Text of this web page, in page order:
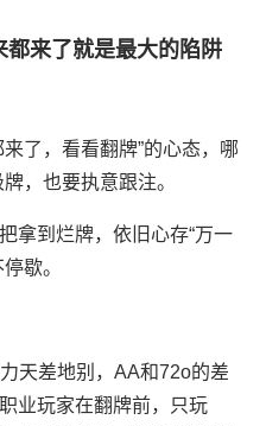
来了就是最大的陷阱
了，看看翻牌”的心态，哪
，也要执意跟注。
拿到烂牌，依旧心存“万一
歇。
天差地别，AA和72o的差
业玩家在翻牌前，只玩